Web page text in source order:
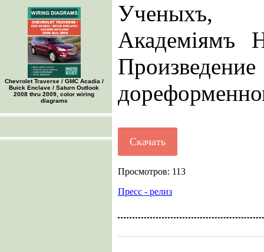
Chevrolet Traverse / GMC Acadia /
Buick Enclave / Saturn Outlook
2008 thru 2009, color wiring
diagrams
Ученыхъ,
Академіямъ
Скачать
Просмотров: 113
Пресс - релиз